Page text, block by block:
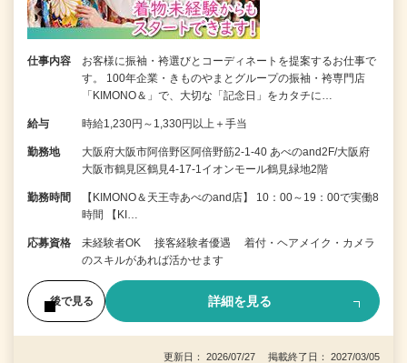
仕事内容
お客様に振袖・袴選びとコーディネートを提案するお仕事で
す。 100年企業・きものやまとグループの振袖・袴専門店
「KIMONO＆」で、大切な「記念日」をカタチに…
給与 時給1,230円～1,330円以上＋手当
勤務地
大阪府大阪市阿倍野区阿倍野筋2-1-40 あべのand2F/大阪府
大阪市鶴見区鶴見4-17-1イオンモール鶴見緑地2階
勤務時間
【KIMONO＆天王寺あべのand店】 10：00～19：00で実働8
時間 【KI…
応募資格
未経験者OK 接客経験者優遇 着付・ヘアメイク・カメラ
のスキルがあれば活かせます
後で見る 詳細を見る
更新日： 2026/07/27 掲載終了日： 2027/03/05